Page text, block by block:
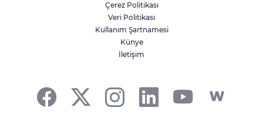
Sezon 18 Ağustos'ta Başlayacak
Çerez Politikası
Veri Politikası
Kullanım Şartnamesi
Künye
İletişim